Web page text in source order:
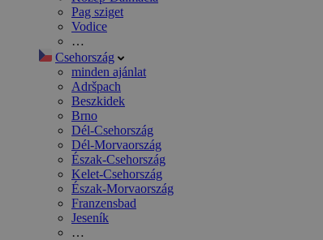
Pag sziget
Vodice
…
Csehország
minden ajánlat
Adršpach
Beszkidek
Brno
Dél-Csehország
Dél-Morvaország
Észak-Csehország
Kelet-Csehország
Észak-Morvaország
Franzensbad
Jeseník
…